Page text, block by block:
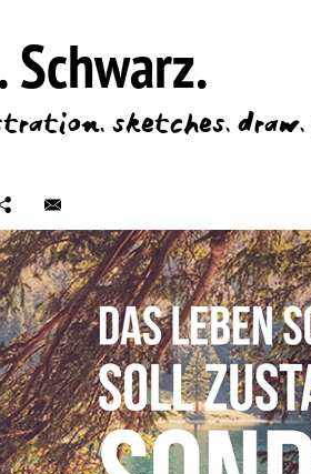
Schwarz.
sketches.draw.